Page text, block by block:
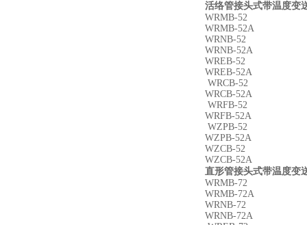
活络管接头式带温度变
WRMB-52
WRMB-52A
WRNB-52
WRNB-52A
WREB-52
WREB-52A
WRCB-52
WRCB-52A
WRFB-52
WRFB-52A
WZPB-52
WZPB-52A
WZCB-52
WZCB-52A
直形管接头式带温度变
WRMB-72
WRMB-72A
WRNB-72
WRNB-72A